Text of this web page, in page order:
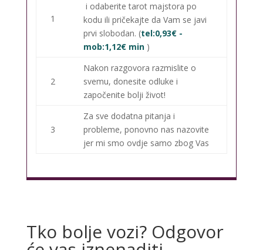
1
i odaberite tarot majstora po
kodu ili pričekajte da Vam se javi
prvi slobodan. (tel:0,93€ -
mob:1,12€ min )
2
Nakon razgovora razmislite o
svemu, donesite odluke i
započenite bolji život!
3
Za sve dodatna pitanja i
probleme, ponovno nas nazovite
jer mi smo ovdje samo zbog Vas
Tko bolje vozi? Odgovor